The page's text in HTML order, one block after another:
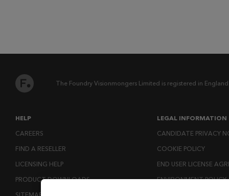
The Foundry Visionmongers Limited is registered in
HELP
CAREERS
FIND A RESELLER
LICENSING HELP
PRODUCT DOWNLOADS
LEGAL INFORMATION
CANDIDATE PRIVACY
COOKIE POLICY
END USER LICENSE
ENVIRONMENT POLICY